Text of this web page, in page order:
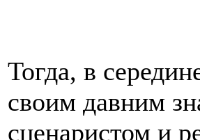
Тогда, в
своим давним
сценаристом и